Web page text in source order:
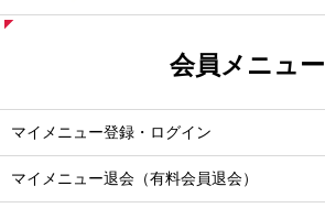
会員メニュー
マイメニュー登録・ログイン
マイメニュー退会（有料会員退会）